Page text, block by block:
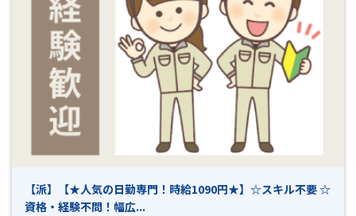
期歓迎 ・週払いOK（規定有） ・長期休暇あり ・職場見学可
☆☆まずはお気軽にお問い合わせください☆☆ *-*-*-*-*-*-*-
*-*-*-*-*-*-*-*-*-*-*-*-*-*-*-*-*-*-*-*-*-*-*-*-*-*-*-*-*-*-*-*-
*-*-*-*-*-*-*-*-*-*-*-*-*-*-*-*-*-*-*-*-*- 「面白そう！」「高
時給でしっかり稼ぎたい！」「ブランクがあるけど働きた
い！」 「未経験だけどお仕事をやってみたい！」などなど…
少しでも興味がありましたら、まずはお気軽にお問い合わ
せください！ 今は別のお仕事をされていて退職後から働き
始めたいという方も大歓迎です♪ 皆様のご応募心よりお待
ちしております！！(^^)/ 【ご応募から採用までの流れ】 ◎Ｗ
ＥＢやお電話でご応募ください ▼ （ 受付 ） ◎弊社担
当よりお電話にて折り返しご連絡致します ▼ （ 面接日
【派】【★人気の日勤専門！時給1090円★】☆スキル不要 ☆
資格・経験不問！幅広...